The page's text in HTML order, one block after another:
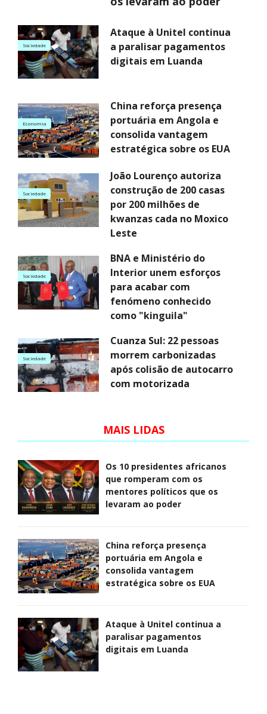
Sociedade
Ataque à Unitel continua
a paralisar pagamentos
digitais em Luanda
Economia
China reforça presença
portuária em Angola e
consolida vantagem
estratégica sobre os EUA
Sociedade
João Lourenço autoriza
construção de 200 casas
por 200 milhões de
kwanzas cada no Moxico
Leste
Sociedade
BNA e Ministério do
Interior unem esforços
para acabar com
fenómeno conhecido
como "kinguila"
Sociedade
Cuanza Sul: 22 pessoas
morrem carbonizadas
após colisão de autocarro
com motorizada
MAIS LIDAS
Os 10 presidentes africanos
que romperam com os
mentores políticos que os
levaram ao poder
China reforça presença
portuária em Angola e
consolida vantagem
estratégica sobre os EUA
Ataque à Unitel continua a
paralisar pagamentos
digitais em Luanda